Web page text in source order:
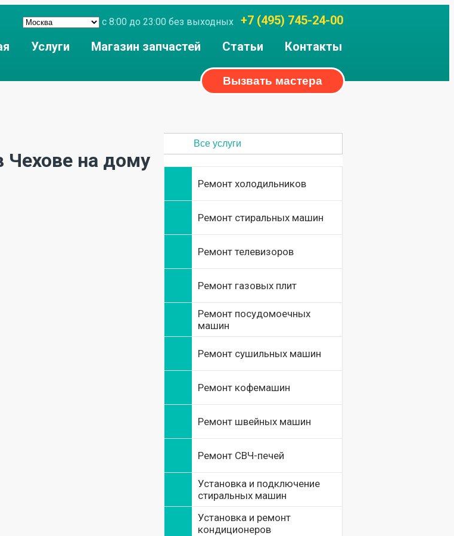
с 8:00 до 23:00 без выходных +7 (495) 745-24-00
Услуги Магазин запчастей Статьи Контакты
Вызвать мастера
на дому
Все услуги
Ремонт холодильников
Ремонт стиральных машин
Ремонт телевизоров
Ремонт газовых плит
Ремонт посудомоечных
машин
Ремонт сушильных машин
Ремонт кофемашин
Ремонт швейных машин
Ремонт СВЧ-печей
Установка и подключение
стиральных машин
Установка и ремонт
кондиционеров